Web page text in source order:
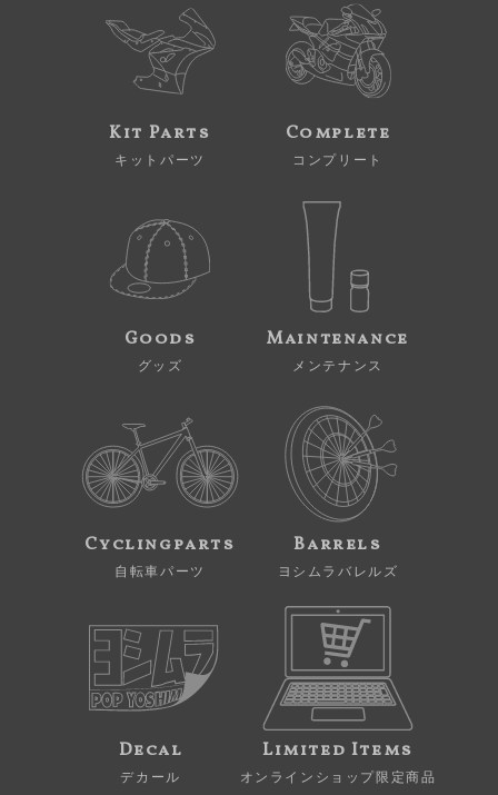
Kit Parts
キットパーツ
Complete
コンプリート
Goods
グッズ
Maintenance
メンテナンス
Cyclingparts
自転車パーツ
Barrels
ヨシムラバレルズ
Decal
デカール
Limited Items
オンラインショップ限定商品